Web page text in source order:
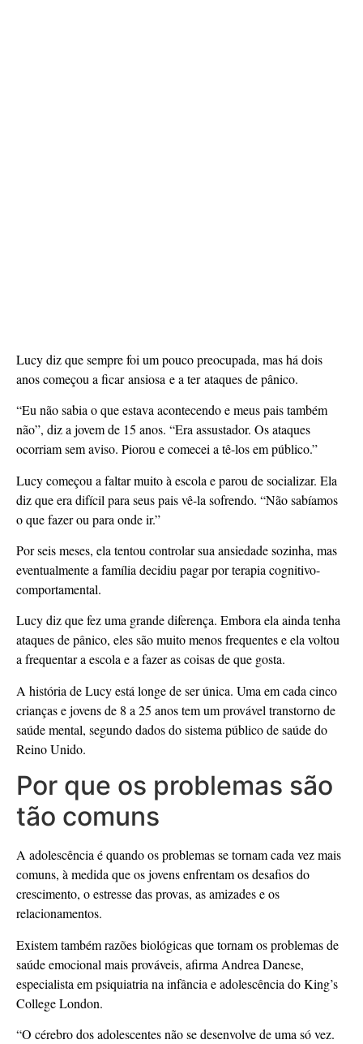
Lucy diz que sempre foi um pouco preocupada, mas há dois
anos começou a ficar ansiosa e a ter ataques de pânico.
“Eu não sabia o que estava acontecendo e meus pais também
não”, diz a jovem de 15 anos. “Era assustador. Os ataques
ocorriam sem aviso. Piorou e comecei a tê-los em público.”
Lucy começou a faltar muito à escola e parou de socializar. Ela
diz que era difícil para seus pais vê-la sofrendo. “Não sabíamos
o que fazer ou para onde ir.”
Por seis meses, ela tentou controlar sua ansiedade sozinha, mas
eventualmente a família decidiu pagar por terapia cognitivo-
comportamental.
Lucy diz que fez uma grande diferença. Embora ela ainda tenha
ataques de pânico, eles são muito menos frequentes e ela voltou
a frequentar a escola e a fazer as coisas de que gosta.
A história de Lucy está longe de ser única. Uma em cada cinco
crianças e jovens de 8 a 25 anos tem um provável transtorno de
saúde mental, segundo dados do sistema público de saúde do
Reino Unido.
Por que os problemas são
tão comuns
A adolescência é quando os problemas se tornam cada vez mais
comuns, à medida que os jovens enfrentam os desafios do
crescimento, o estresse das provas, as amizades e os
relacionamentos.
Existem também razões biológicas que tornam os problemas de
saúde emocional mais prováveis, afirma Andrea Danese,
especialista em psiquiatria na infância e adolescência do King’s
College London.
“O cérebro dos adolescentes não se desenvolve de uma só vez.